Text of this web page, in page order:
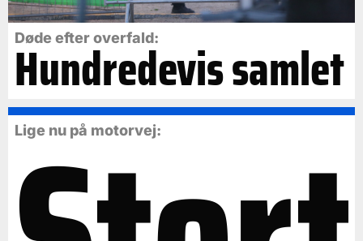
Døde efter overfald:
Hundredevis samlet
Lige nu på motorvej: